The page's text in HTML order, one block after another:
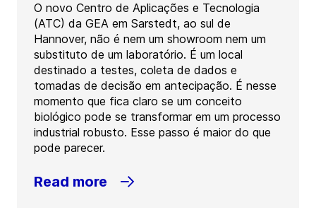
O novo Centro de Aplicações e Tecnologia
(ATC) da GEA em Sarstedt, ao sul de
Hannover, não é nem um showroom nem um
substituto de um laboratório. É um local
destinado a testes, coleta de dados e
tomadas de decisão em antecipação. É nesse
momento que fica claro se um conceito
biológico pode se transformar em um processo
industrial robusto. Esse passo é maior do que
pode parecer.
Read more